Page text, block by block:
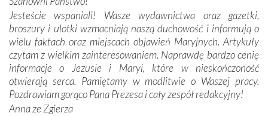
Podążyliśmy też śladami fatimskich wizjonerów – Łucji
dos Santos oraz świętych Hiacynty i Franciszka Marto.
Modliliśmy się przy ich grobach. Odprawiliśmy Drogę
Krzyżową w ich rodzinnych stronach, odwiedziliśmy
domy, w których żyli.
W miejscu objawień Matki Bożej zapaliliśmy świece
Jesteście wspaniali! Wasze wydawnictwa oraz gazetki,
broszury i ulotki wzmacniają naszą duchowość i informują o
wielu faktach oraz miejscach objawień Maryjnych. Artykuły
czytam z wielkim zainteresowaniem. Naprawdę bardzo cenię
informacje o Jezusie i Maryi, które w nieskończoność
otwierają serca. Pamiętamy w modlitwie o Waszej pracy.
Pozdrawiam gorąco Pana Prezesa i cały zespół redakcyjny!
Anna ze Zgierza